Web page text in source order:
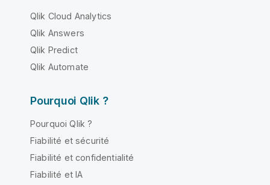
Qlik Cloud Analytics
Qlik Answers
Qlik Predict
Qlik Automate
Pourquoi Qlik ?
Pourquoi Qlik ?
Fiabilité et sécurité
Fiabilité et confidentialité
Fiabilité et IA